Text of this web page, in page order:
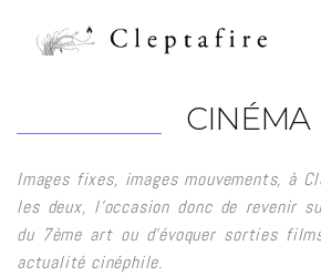
CINÉMA
Images fixes, images mouvements, à
les deux, l’occasion donc de revenir
du 7ème art ou d’évoquer sorties
actualité cinéphile.